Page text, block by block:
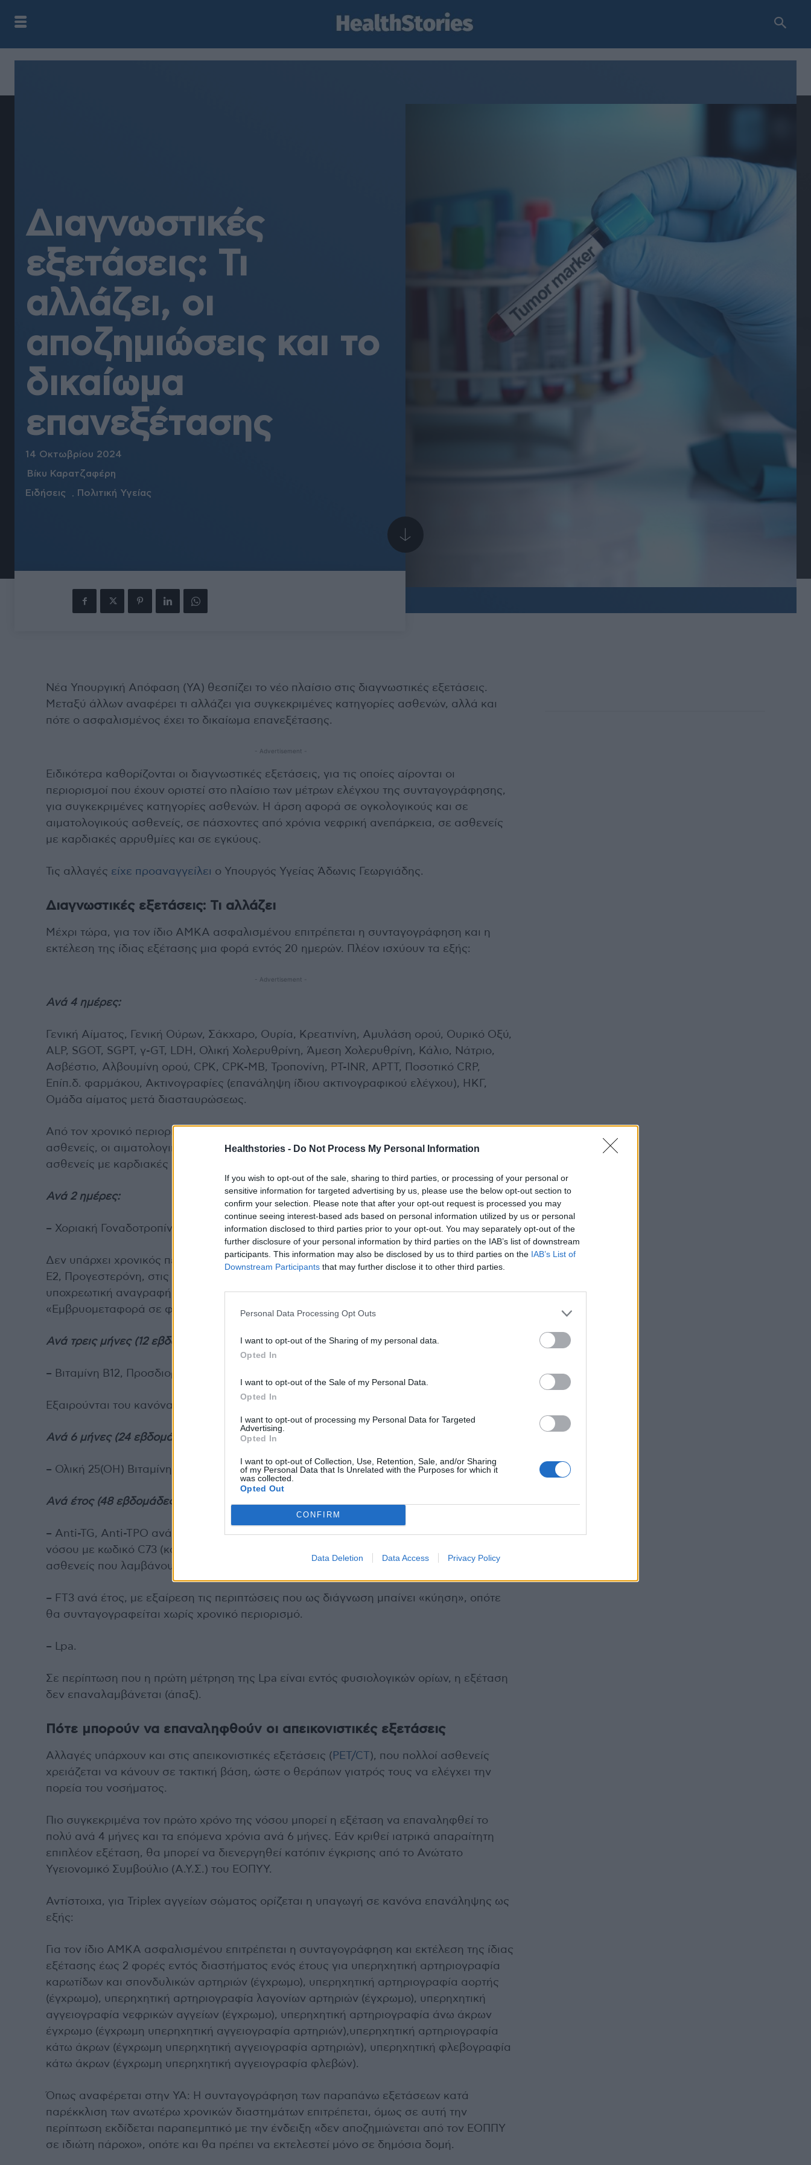
Healthstories - Do Not Process My Personal Information
If you wish to opt-out of the sale, sharing to third parties, or processing of your personal or
sensitive information for targeted advertising by us, please use the below opt-out section to
confirm your selection. Please note that after your opt-out request is processed you may
continue seeing interest-based ads based on personal information utilized by us or personal
information disclosed to third parties prior to your opt-out. You may separately opt-out of the
further disclosure of your personal information by third parties on the IAB’s list of downstream
participants. This information may also be disclosed by us to third parties on the IAB’s List of
Downstream Participants that may further disclose it to other third parties.
Personal Data Processing Opt Outs
I want to opt-out of the Sharing of my personal data.
Opted In
I want to opt-out of the Sale of my Personal Data.
Opted In
I want to opt-out of processing my Personal Data for Targeted
Advertising.
Opted In
I want to opt-out of Collection, Use, Retention, Sale, and/or Sharing
of my Personal Data that Is Unrelated with the Purposes for which it
was collected.
Opted Out
CONFIRM
Data Deletion Data Access Privacy Policy
Διαγνωστικές
εξετάσεις: Τι
αλλάζει, οι
αποζημιώσεις και το
δικαίωμα
επανεξέτασης
14 Οκτωβρίου 2024
Βίκυ Καρατζαφέρη
Ειδήσεις
Πολιτική Υγείας
Νέα Υπουργική Απόφαση (ΥΑ) θεσπίζει το νέο πλαίσιο στις διαγνωστικές εξετάσεις.
Μεταξύ άλλων αναφέρει τι αλλάζει για συγκεκριμένες κατηγορίες ασθενών, αλλά και
πότε ο ασφαλισμένος έχει το δικαίωμα επανεξέτασης.
- Advertisement -
Ειδικότερα καθορίζονται οι διαγνωστικές εξετάσεις, για τις οποίες αίρονται οι
περιορισμοί που έχουν οριστεί στο πλαίσιο των μέτρων ελέγχου της συνταγογράφησης,
για συγκεκριμένες κατηγορίες ασθενών. Η άρση αφορά σε ογκολογικούς και σε
αιματολογικούς ασθενείς, σε πάσχοντες από χρόνια νεφρική ανεπάρκεια, σε ασθενείς
με καρδιακές αρρυθμίες και σε εγκύους.
Τις αλλαγές είχε προαναγγείλει ο Υπουργός Υγείας Άδωνις Γεωργιάδης.
Διαγνωστικές εξετάσεις: Τι αλλάζει
Μέχρι τώρα, για τον ίδιο ΑΜΚΑ ασφαλισμένου επιτρέπεται η συνταγογράφηση και η
εκτέλεση της ίδιας εξέτασης μια φορά εντός 20 ημερών. Πλέον ισχύουν τα εξής:
- Advertisement -
Ανά 4 ημέρες:
Γενική Αίματος, Γενική Ούρων, Σάκχαρο, Ουρία, Κρεατινίνη, Αμυλάση ορού, Ουρικό Οξύ,
ΑLP, SGOT, SGPT, γ-GT, LDH, Ολική Χολερυθρίνη, Άμεση Χολερυθρίνη, Κάλιο, Νάτριο,
Ασβέστιο, Αλβουμίνη ορού, CPK, CPK-MB, Τροπονίνη, PT-INR, APTT, Ποσοτικό CRP,
Επίπ.δ. φαρμάκου, Ακτινογραφίες (επανάληψη ίδιου ακτινογραφικού ελέγχου), ΗΚΓ,
Ομάδα αίματος μετά διασταυρώσεως.
Από τον χρονικό περιορισμό των τεσσάρων ημερών εξαιρούνται οι ογκολογικοί
ασθενείς, οι αιματολογικοί ασθενείς, οι ασθενείς με χρόνια νεφρική ανεπάρκεια, οι
ασθενείς με καρδιακές αρρυθμίες και οι έγκυοι.
Ανά 2 ημέρες:
– Χοριακή Γοναδοτροπίνη
Δεν υπάρχει χρονικός περιορισμός για β- χοριακή γοναδοτροπίνη και για έλεγχο με LH,
Ε2, Προγεστερόνη, στις γυναίκες που υποβάλλονται σε εξωσωματική γονιμοποίηση (με
υποχρεωτική αναγραφή στο σχόλιο: «Διέγερση ωοθηκών σε κύκλο IVF» ή
«Εμβρυομεταφορά σε φυσικό κύκλο»).
Ανά τρεις μήνες (12 εβδομάδες):
– Βιταμίνη Β12, Προσδιορισμός Φυλλικού Οξέος, Γλυκοζυλιωμένη αιμοσφαιρίνη
Εξαιρούνται του κανόνα ο Σακχαρώδης Διαβήτης Τύπου Ι και ο Διαβήτης Κύησης.
Ανά 6 μήνες (24 εβδομάδες):
– Ολική 25(ΟΗ) Βιταμίνη D- 1, 25 (OH)2vitD, Ομοκυστεϊνη
Ανά έτος (48 εβδομάδες):
– Anti-TG, Anti-TPO ανά έτος (ως ισχύει), ενώ ανά 6μηνο μόνο για τη διάγνωση της
νόσου με κωδικό C73 (κακοήθη νεοπλάσματα του θυρεοειδή αδένα) καθώς και για
ασθενείς που λαμβάνουν βιολογικούς παράγοντες,
– FT3 ανά έτος, με εξαίρεση τις περιπτώσεις που ως διάγνωση μπαίνει «κύηση», οπότε
θα συνταγογραφείται χωρίς χρονικό περιορισμό.
– Lpa.
Σε περίπτωση που η πρώτη μέτρηση της Lpa είναι εντός φυσιολογικών ορίων, η εξέταση
δεν επαναλαμβάνεται (άπαξ).
Πότε μπορούν να επαναληφθούν οι απεικονιστικές εξετάσεις
Αλλαγές υπάρχουν και στις απεικονιστικές εξετάσεις ( PET/CT ), που πολλοί ασθενείς
χρειάζεται να κάνουν σε τακτική βάση, ώστε ο θεράπων γιατρός τους να ελέγχει την
πορεία του νοσήματος.
Πιο συγκεκριμένα τον πρώτο χρόνο της νόσου μπορεί η εξέταση να επαναληφθεί το
πολύ ανά 4 μήνες και τα επόμενα χρόνια ανά 6 μήνες. Εάν κριθεί ιατρικά απαραίτητη
επιπλέον εξέταση, θα μπορεί να διενεργηθεί κατόπιν έγκρισης από το Ανώτατο
Υγειονομικό Συμβούλιο (Α.Υ.Σ.) του ΕΟΠΥΥ.
Αντίστοιχα, για Triplex αγγείων σώματος ορίζεται η υπαγωγή σε κανόνα επανάληψης ως
εξής:
Για τον ίδιο ΑΜΚΑ ασφαλισμένου επιτρέπεται η συνταγογράφηση και εκτέλεση της ίδιας
εξέτασης έως 2 φορές εντός διαστήματος ενός έτους για υπερηχητική αρτηριογραφία
καρωτίδων και σπονδυλικών αρτηριών (έγχρωμο), υπερηχητική αρτηριογραφία αορτής
(έγχρωμο), υπερηχητική αρτηριογραφία λαγονίων αρτηριών (έγχρωμο), υπερηχητική
αγγειογραφία νεφρικών αγγείων (έγχρωμο), υπερηχητική αρτηριογραφία άνω άκρων
έγχρωμο (έγχρωμη υπερηχητική αγγειογραφία αρτηριών),υπερηχητική αρτηριογραφία
κάτω άκρων (έγχρωμη υπερηχητική αγγειογραφία αρτηριών), υπερηχητική φλεβογραφία
κάτω άκρων (έγχρωμη υπερηχητική αγγειογραφία φλεβών).
Όπως αναφέρεται στην ΥΑ: Η συνταγογράφηση των παραπάνω εξετάσεων κατά
παρέκκλιση των ανωτέρω χρονικών διαστημάτων επιτρέπεται, όμως σε αυτή την
περίπτωση εκδίδεται παραπεμπτικό με την ένδειξη «δεν αποζημιώνεται από τον ΕΟΠΠΥ
σε ιδιώτη πάροχο», οπότε και θα πρέπει να εκτελεστεί μόνο σε δημόσια δομή.